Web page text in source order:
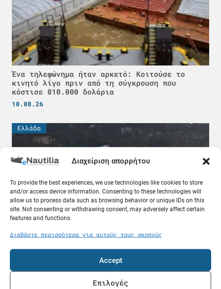
Διαχείριση απορρήτου
To provide the best experiences, we use technologies like cookies to store
and/or access device information. Consenting to these technologies will
allow us to process data such as browsing behavior or unique IDs on this
site. Not consenting or withdrawing consent, may adversely affect certain
features and functions.
Διαβάστε περισσότερα για αυτούς τους σκοπούς
Accept
Επιλογές
Ένα τηλεφώνημα ήταν αρκετό: Κοιτούσε το
κινητό λίγο πριν από τη σύγκρουση που
κόστισε 810.000 δολάρια
10.08.26
Ελλάδα
Κέρκυρα: Θαλαμηγός προσάραξε στα αβαθή